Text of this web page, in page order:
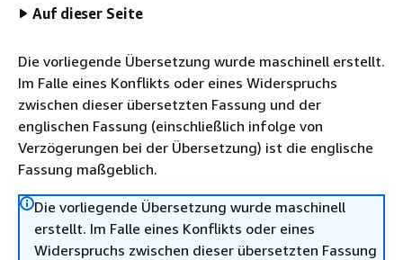
Auf dieser Seite
Die vorliegende Übersetzung wurde maschinell erstellt.
Im Falle eines Konflikts oder eines Widerspruchs
zwischen dieser übersetzten Fassung und der
englischen Fassung (einschließlich infolge von
Verzögerungen bei der Übersetzung) ist die englische
Fassung maßgeblich.
Die vorliegende Übersetzung wurde maschinell
erstellt. Im Falle eines Konflikts oder eines
Widerspruchs zwischen dieser übersetzten Fassung